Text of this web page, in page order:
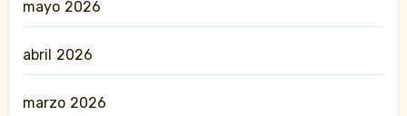
mayo 2026
abril 2026
marzo 2026